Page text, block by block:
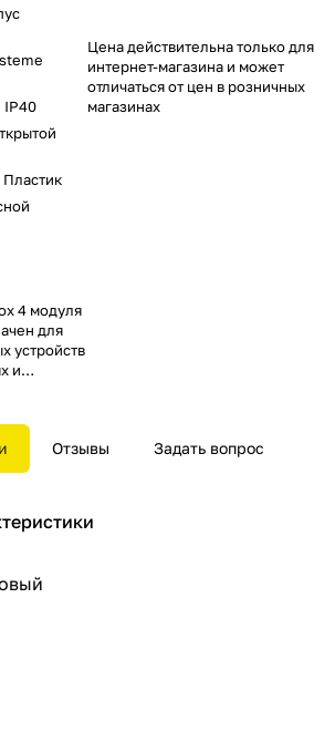
IP40
Пластик
4 модуля
для
устройств
и
по
Electric
с
Цена действительна только для
интернет-магазина и может
отличаться от цен в розничных
магазинах
Отзывы Задать вопрос